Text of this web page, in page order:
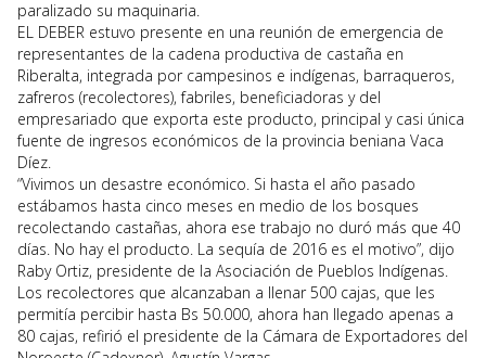
paralizado su maquinaria.
EL DEBER estuvo presente en una reunión de emergencia de
representantes de la cadena productiva de castaña en
Riberalta, integrada por campesinos e indígenas, barraqueros,
zafreros (recolectores), fabriles, beneficiadoras y del
empresariado que exporta este producto, principal y casi única
fuente de ingresos económicos de la provincia beniana Vaca
Díez.
“Vivimos un desastre económico. Si hasta el año pasado
estábamos hasta cinco meses en medio de los bosques
recolectando castañas, ahora ese trabajo no duró más que 40
días. No hay el producto. La sequía de 2016 es el motivo”, dijo
Raby Ortiz, presidente de la Asociación de Pueblos Indígenas.
Los recolectores que alcanzaban a llenar 500 cajas, que les
permitía percibir hasta Bs 50.000, ahora han llegado apenas a
80 cajas, refirió el presidente de la Cámara de Exportadores del